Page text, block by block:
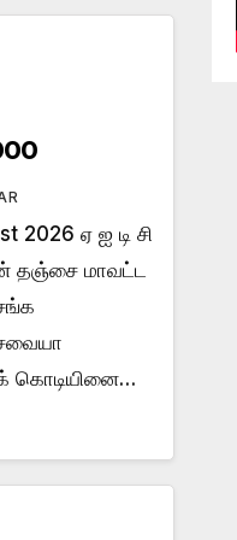
2026 ஏ ஐ டி சி
தஞ்சை மாவட்ட
கொடியினை…